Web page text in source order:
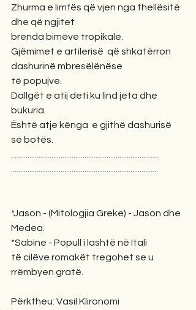
Zhurma e limfës që vjen nga thellësitë
dhe që ngjitet
brenda bimëve tropikale.
Gjëmimet e artilerisë  që shkatërron
dashurinë mbresëlënëse
të popujve.
Dallgët e atij deti ku lind jeta dhe
bukuria.
Është atje kënga  e gjithë dashurisë
së botës.
*Jason - (Mitologjia Greke) - Jason dhe
Medea.
*Sabine - Popull i lashtë në Itali
të cilëve romakët tregohet se u
rrëmbyen gratë.
Përktheu: Vasil Klironomi